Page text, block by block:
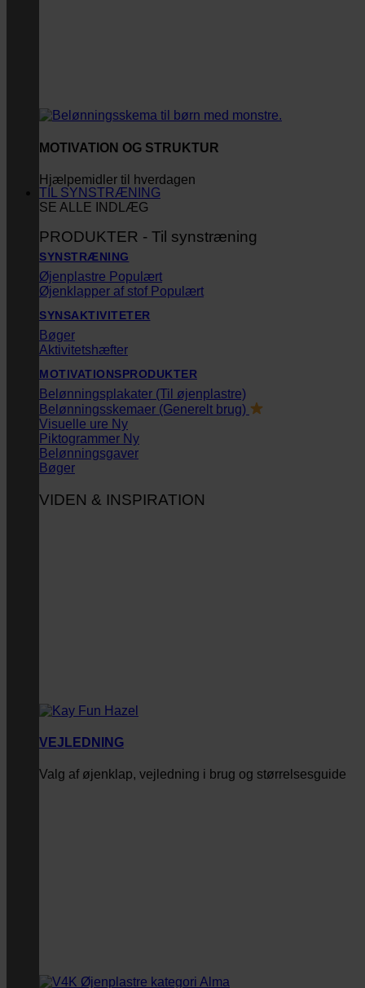
MOTIVATION OG STRUKTUR
Hjælpemidler til hverdagen
SE ALLE INDLÆG
TIL SYNSTRÆNING
PRODUKTER - Til synstræning
SYNSTRÆNING
Øjenplastre
Øjenklapper af stof
SYNSAKTIVITETER
Bøger
Aktivitetshæfter
MOTIVATIONSPRODUKTER
Belønningsplakater (Til øjenplastre)
Belønningsskemaer (Generelt brug)
Visuelle ure
Piktogrammer
Belønningsgaver
Bøger
VIDEN & INSPIRATION
VEJLEDNING
Valg af øjenklap, vejledning i brug og størrelsesguide